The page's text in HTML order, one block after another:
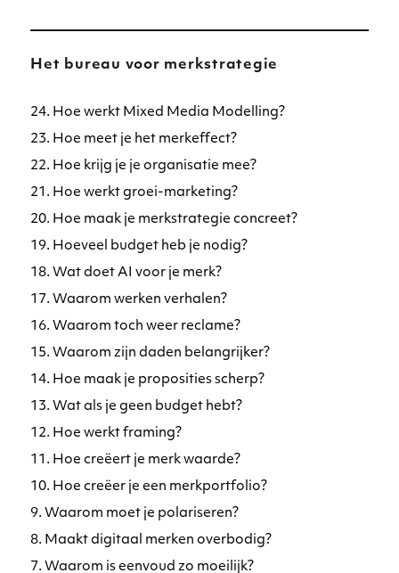
Het bureau voor merkstrategie
24. Hoe werkt Mixed Media Modelling?
23. Hoe meet je het merkeffect?
22. Hoe krijg je je organisatie mee?
21. Hoe werkt groei-marketing?
20. Hoe maak je merkstrategie concreet?
19. Hoeveel budget heb je nodig?
18. Wat doet AI voor je merk?
17. Waarom werken verhalen?
16. Waarom toch weer reclame?
15. Waarom zijn daden belangrijker?
14. Hoe maak je proposities scherp?
13. Wat als je geen budget hebt?
12. Hoe werkt framing?
11. Hoe creëert je merk waarde?
10. Hoe creëer je een merkportfolio?
9. Waarom moet je polariseren?
8. Maakt digitaal merken overbodig?
7. Waarom is eenvoud zo moeilijk?